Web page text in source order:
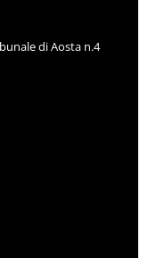
di Aosta n.4